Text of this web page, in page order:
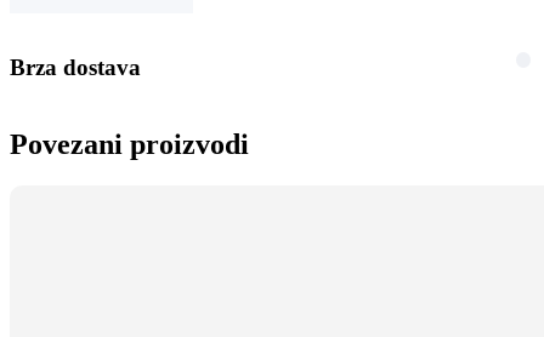
Brza dostava
Povezani proizvodi